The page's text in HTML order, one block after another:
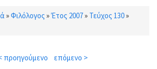
»Φιλόλογος »Έτος 2007» Τεύχος 130»
προηγούμενο επόμενο >